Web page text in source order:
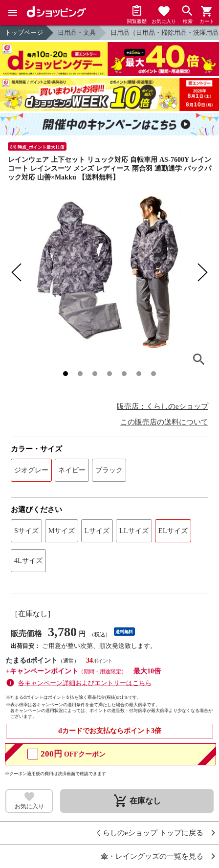
閲覧履歴 お気に入り 検索 カート
トップページ 日用品・文具 日用品（日用品・掃除用品・洗濯用
8/8 時点_ポイント最大11倍
レインウェア 上下セット リュック対応 自転車用 AS-7600Y レイン
コート レインスーツ メンズ レディース 雨合羽 通勤通学 バックパ
ック対応 山善×Makku 【送料無料】
販売店：くらしのeショップ
この販売店の送料について
カラー・サイズ
ジオグレー ネイビー ブラック
お選びください
Sサイズ Mサイズ Lサイズ LLサイズ ELサイズ
4Lサイズ
［在庫なし］
販売価格 3,780 円 （税込） 送料無料
出荷目安：
ご用意が整い次第、順次発送致します。
たまるdポイント
（通常）
34
+キャンペーンポイント
（期間・用途限定）
最大10倍
各キャンペーン詳細およびエントリーはこちら
※たまるdポイントはポイント支払を除く商品代金(税抜)の1％です。
※表示倍率は各キャンペーンの適用条件を全て満たした場合の最大倍率です。
各キャンペーンの適用状況によっては、ポイントの進呈数・付与倍率が最大倍率より少なくなる場合が
ございます。
dカードでお支払ならポイント3倍
200円 OFFクーポン
※クーポン適用後の費用は決済画面で確認できます
お気に入り remove_shopping_cart 在庫なし
くらしのeショップ トップに戻る
傘・レイングッズの一覧を見る